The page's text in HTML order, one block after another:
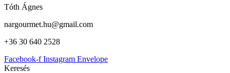
Tóth Ágnes
nargourmet.hu@gmail.com
+36 30 640 2528
Facebook-f Instagram Envelope
Keresés